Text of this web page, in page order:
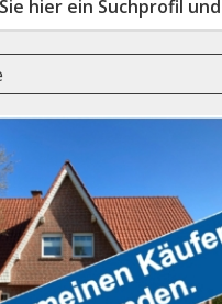
hier ein Suchprofil